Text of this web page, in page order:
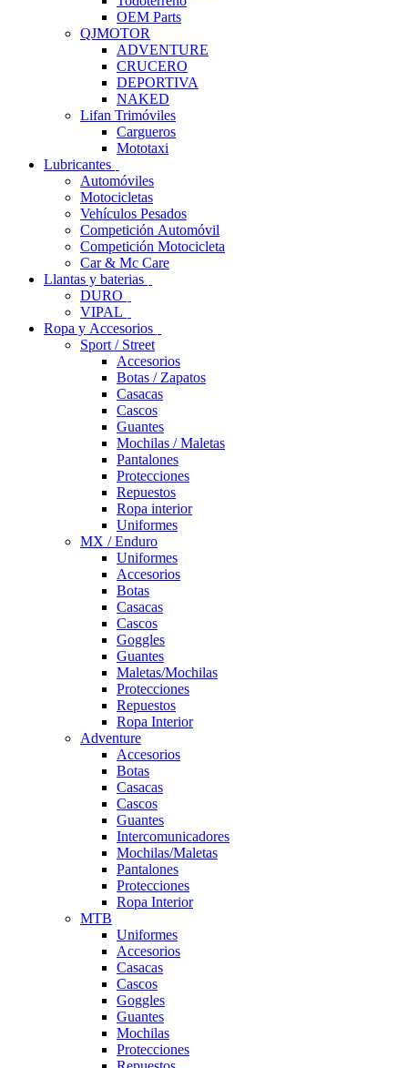
OEM Parts
QJMOTOR
ADVENTURE
CRUCERO
DEPORTIVA
NAKED
Lifan Trimóviles
Cargueros
Mototaxi
Lubricantes
Automóviles
Motocicletas
Vehículos Pesados
Competición Automóvil
Competición Motocicleta
Car & Mc Care
Llantas y baterias
DURO
VIPAL
Ropa y Accesorios
Sport / Street
Accesorios
Botas / Zapatos
Casacas
Cascos
Guantes
Mochilas / Maletas
Pantalones
Protecciones
Repuestos
Ropa interior
Uniformes
MX / Enduro
Uniformes
Accesorios
Botas
Casacas
Cascos
Goggles
Guantes
Maletas/Mochilas
Protecciones
Repuestos
Ropa Interior
Adventure
Accesorios
Botas
Casacas
Cascos
Guantes
Intercomunicadores
Mochilas/Maletas
Pantalones
Protecciones
Ropa Interior
MTB
Uniformes
Accesorios
Casacas
Cascos
Goggles
Guantes
Mochilas
Protecciones